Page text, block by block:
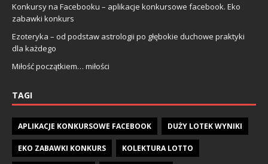
Konkursy na Facebooku – aplikacje konkursowe facebook. Eko
zabawki konkurs
Ezoteryka – od podstaw astrologii po głębokie duchowe praktyki
dla każdego
Miłość początkiem… miłości
TAGI
APLIKACJE KONKURSOWE FACEBOOK DUŻY LOTEK WYNIKI
EKO ZABAWKI KONKURS KOLEKTURA LOTTO